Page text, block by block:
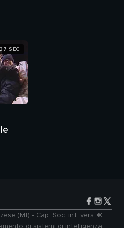
37 SEC
(MI) - Cap. Soc. int. vers. €